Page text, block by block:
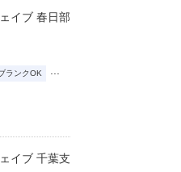
イブ 春日部
ランクOK
イブ 千葉支